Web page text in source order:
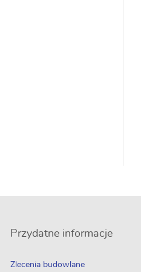
Przydatne informacje
Zlecenia budowlane